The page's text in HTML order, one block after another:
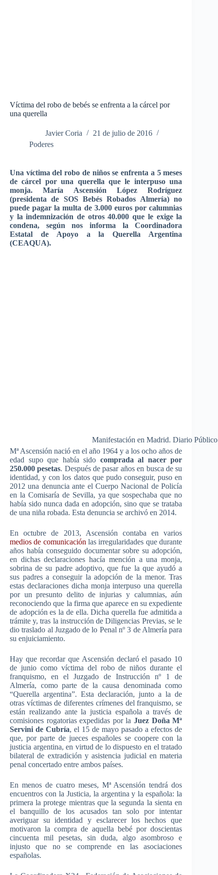
Víctima del robo de bebés se enfrenta a la cárcel por
una querella
Javier Coria
21 de julio de 2016
Poderes
Una víctima del robo de niños se enfrenta a 5 meses
de cárcel por una querella que le interpuso una
monja. María Ascensión López Rodríguez
(presidenta de SOS Bebés Robados Almería) no
puede pagar la multa de 3.000 euros por calumnias
y la indemnización de otros 40.000 que le exige la
condena, según nos informa la Coordinadora
Estatal de Apoyo a la Querella Argentina
(CEAQUA).
Manifestación en Madrid. Diario
Mª Ascensión nació en el año 1964 y a los ocho años de
edad supo que había sido comprada al nacer por
250.000 pesetas. Después de pasar años en busca de su
identidad, y con los datos que pudo conseguir, puso en
2012 una denuncia ante el Cuerpo Nacional de Policía
en la Comisaría de Sevilla, ya que sospechaba que no
había sido nunca dada en adopción, sino que se trataba
de una niña robada. Esta denuncia se archivó en 2014.
En octubre de 2013, Ascensión contaba en varios
medios de comunicación las irregularidades que durante
años había conseguido documentar sobre su adopción,
en dichas declaraciones hacía mención a una monja,
sobrina de su padre adoptivo, que fue la que ayudó a
sus padres a conseguir la adopción de la menor. Tras
estas declaraciones dicha monja interpuso una querella
por un presunto delito de injurias y calumnias, aún
reconociendo que la firma que aparece en su expediente
de adopción es la de ella. Dicha querella fue admitida a
trámite y, tras la instrucción de Diligencias Previas, se le
dio traslado al Juzgado de lo Penal nº 3 de Almería para
su enjuiciamiento.
Hay que recordar que Ascensión declaró el pasado 10
de junio como víctima del robo de niños durante el
franquismo, en el Juzgado de Instrucción nº 1 de
Almería, como parte de la causa denominada como
“Querella argentina”. Esta declaración, junto a la de
otras víctimas de diferentes crímenes del franquismo, se
están realizando ante la justicia española a través de
comisiones rogatorias expedidas por laJuez Doña Mª
Servini de Cubría, el 15 de mayo pasado a efectos de
que, por parte de jueces españoles se coopere con la
justicia argentina, en virtud de lo dispuesto en el tratado
bilateral de extradición y asistencia judicial en materia
penal concertado entre ambos países.
En menos de cuatro meses, Mª Ascensión tendrá dos
encuentros con la Justicia, la argentina y la española: la
primera la protege mientras que la segunda la sienta en
el banquillo de los acusados tan solo por intentar
averiguar su identidad y esclarecer los hechos que
motivaron la compra de aquella bebé por doscientas
cincuenta mil pesetas, sin duda, algo asombroso e
injusto que no se comprende en las asociaciones
españolas.